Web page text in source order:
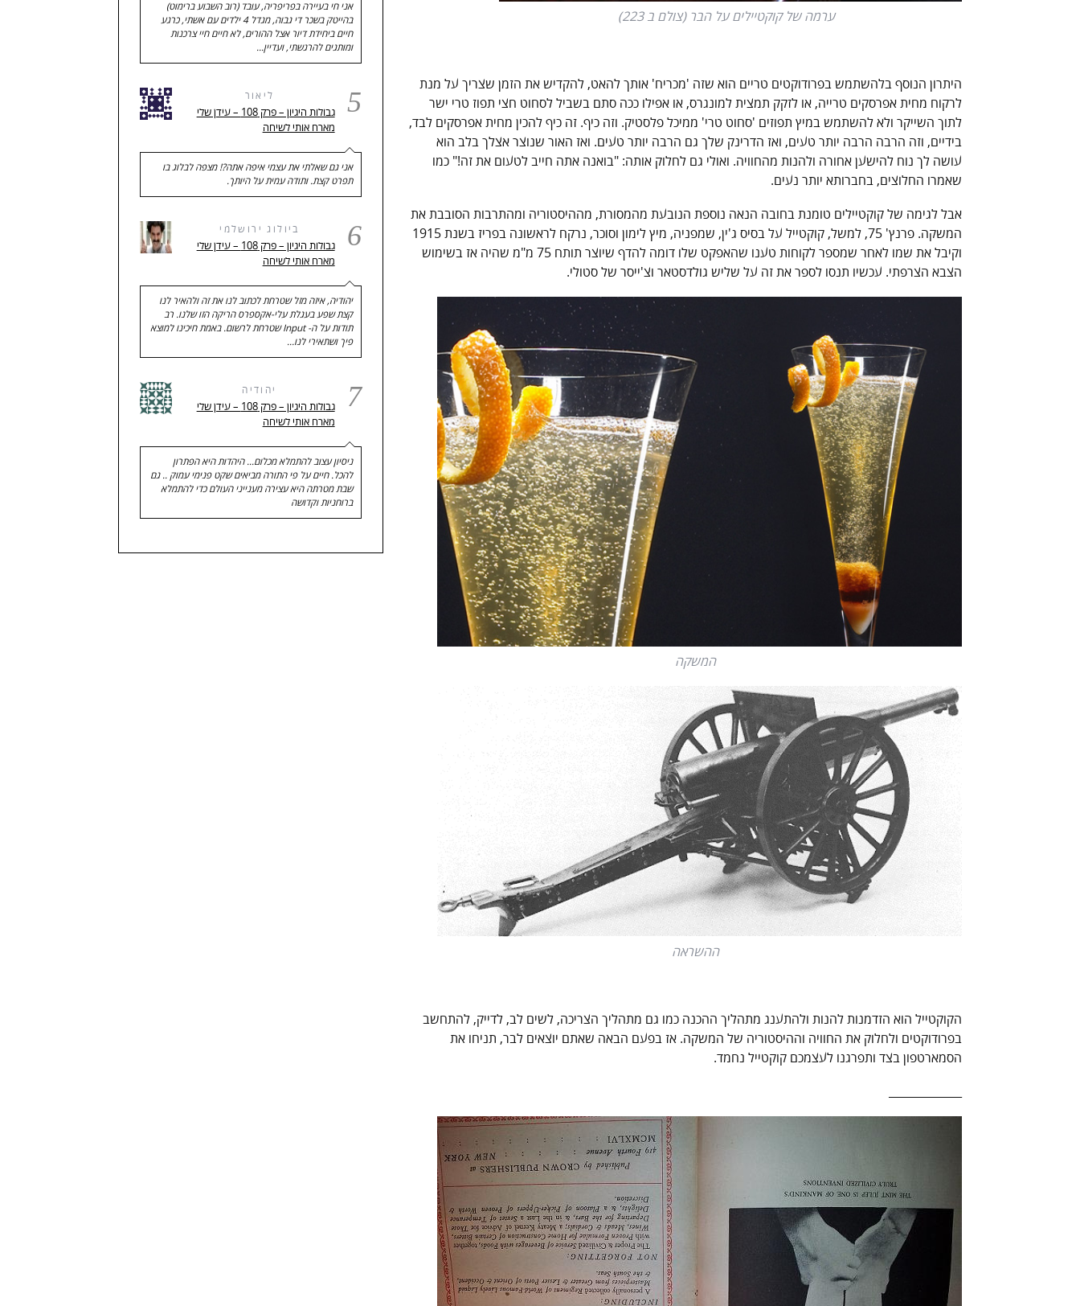
ערמה של קוקטיילים על הבר (צולם ב 223)
היתרון הנוסף בלהשתמש בפרודוקטים טריים הוא שזה 'מכריח' אותך להאט, להקדיש את הזמן שצריך על מנת
לרקוח מחית אפרסקים טרייה, או לזקק תמצית למונגרס, או אפילו ככה סתם בשביל לסחוט חצי תפוז טרי ישר
לתוך השייקר ולא להשתמש במיץ תפוזים 'סחוט טרי' ממיכל פלסטיק. וזה כיף. זה כיף להכין מחית אפרסקים לבד,
בידיים, וזה הרבה הרבה יותר טעים, ואז הדרינק שלך גם הרבה יותר טעים. ואז האור שנוצר אצלך בלב הוא
עושה לך נוח להישען אחורה ולהנות מהחוויה. ואולי גם לחלוק אותה: "בואנה אתה חייב לטעום את זה!" כמו
שאמרו החלוצים, בחברותא יותר נעים.
אבל לגימה של קוקטיילים טומנת בחובה הנאה נוספת הנובעת מהמסורת, מההיסטוריה ומהתרבות הסובבת את
המשקה. פרנץ' 75, למשל, קוקטייל על בסיס ג'ין, שמפניה, מיץ לימון וסוכר, נרקח לראשונה בפריז בשנת 1915
וקיבל את שמו לאחר שמספר לקוחות טענו שהאפקט שלו דומה להדף שיוצר תותח 75 מ"מ שהיה אז בשימוש
הצבא הצרפתי. עכשיו תנסו לספר את זה על שליש גולדסטאר וצ'ייסר של סטולי.
המשקה
ההשראה
הקוקטייל הוא הזדמנות להנות ולהתענג מתהליך ההכנה כמו גם מתהליך הצריכה, לשים לב, לדייק, להתחשב
בפרודוקטים ולחלוק את החוויה וההיסטוריה של המשקה. אז בפעם הבאה שאתם יוצאים לבר, תניחו את
הסמארטפון בצד ותפרגנו לעצמכם קוקטייל נחמד.
אני חי בעיירה בפריפריה, עובד (רוב השבוע ברימוט)
בהייטק בשכר די גבוה, מגדל 4 ילדים עם אשתי, כרגע
חיים ביחידת דיור אצל ההורים, לא חיים חיי צרכנות
ומותגים להרגשתי, ועדיין…
5 ליאור
גבולות היגיון – פרק 108 – עידן שלי
מארח אותי לשיחה
אני גם שאלתי את עצמי איפה אתה?! מצפה לבלוג בו
תפרט קצת. ותודה עמית על היותך.
6 ביולוג ירושלמי
גבולות היגיון – פרק 108 – עידן שלי
מארח אותי לשיחה
יהודיה, איזה מזל שטרחת לכתוב לנו את זה ולהאיר לנו
קצת שפע בעגלת עלי-אקספרס הריקה הזו שלנו. רב
תודות על ה- Input שטרחת לרשום. באמת חיכינו למוצא
פיך ושתאירי לנו…
7 יהודיה
גבולות היגיון – פרק 108 – עידן שלי
מארח אותי לשיחה
ניסיון עצוב להתמלא מכלום... היהדות היא הפתרון
להכל. חיים על פי התורה מביאים שקט פנימי עמוק .. גם
שבת מטרתה היא עצירה מענייני העולם כדי להתמלא
ברוחניות וקדושה